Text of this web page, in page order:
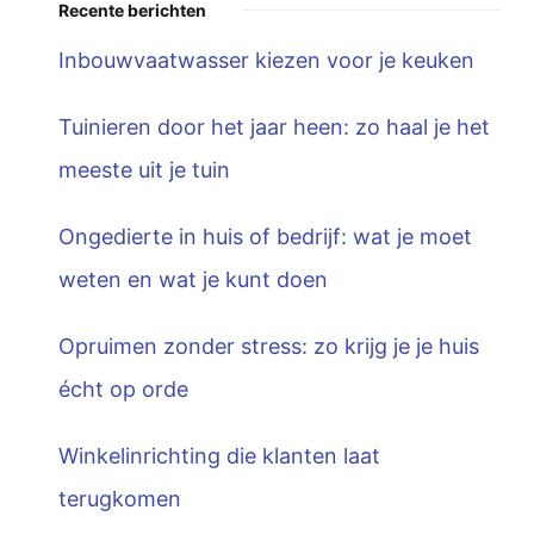
Recente berichten
Inbouwvaatwasser kiezen voor je keuken
Tuinieren door het jaar heen: zo haal je het
meeste uit je tuin
Ongedierte in huis of bedrijf: wat je moet
weten en wat je kunt doen
Opruimen zonder stress: zo krijg je je huis
écht op orde
Winkelinrichting die klanten laat
terugkomen